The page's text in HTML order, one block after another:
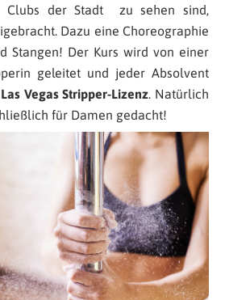
Clubs der Stadt zu sehen sind,
Dazu eine Choreographie
Stangen! Der Kurs wird von einer
geleitet und jeder Absolvent
Las Vegas Stripper-Lizenz . Natürlich
für Damen gedacht!